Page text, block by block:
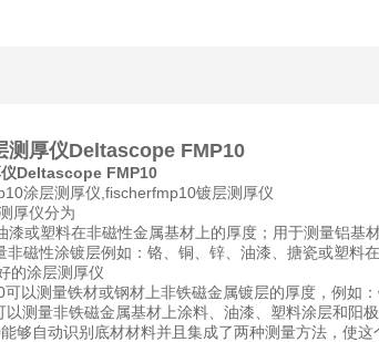
厚仪Deltascope FMP10
Deltascope FMP10
涂层测厚仪,fischerfmp10镀层测厚仪
厚仪分为
或塑料在非磁性金属基材上的厚度；用于测量铝基
磁性涂镀层例如：铬、铜、锌、油漆、搪瓷或塑料在
的涂层测厚仪
以测量铁材或钢材上非铁磁金属镀层的厚度，例如
测量非铁磁金属基材上涂料、油漆、塑料涂层和阳极
够自动识别底材材料并且集成了两种测量方法，使